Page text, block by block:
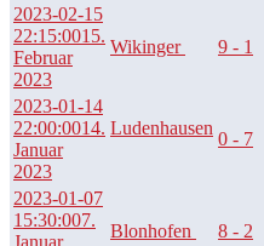
2023-02-15
22:15:0015.
Februar
2023
Wikinger 9 - 1
2023-01-14
22:00:0014.
Januar
2023
Ludenhausen
0 - 7
2023-01-07
15:30:007.
Blonhofen 8 - 2